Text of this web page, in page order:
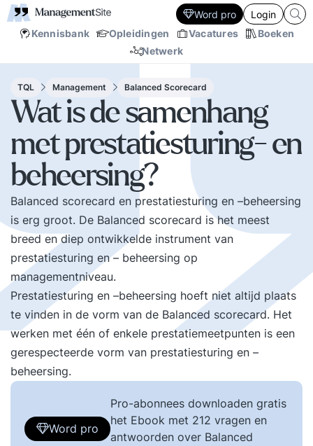
Kennisbank Opleidingen Vacatures
Boeken
Netwerk
Word pro Login
TQL Management Balanced Scorecard
Wat is de samenhang
met prestatiesturing- en
beheersing?
Balanced scorecard en prestatiesturing en –beheersing
is erg groot. De Balanced scorecard is het meest
breed en diep ontwikkelde instrument van
prestatiesturing en – beheersing op
managementniveau.
Prestatiesturing en –beheersing hoeft niet altijd plaats
te vinden in de vorm van de Balanced scorecard. Het
werken met één of enkele prestatiemeetpunten is een
gerespecteerde vorm van prestatiesturing en –
beheersing.
Word pro
Pro-abonnees downloaden gratis
het Ebook met 212 vragen en
antwoorden over Balanced